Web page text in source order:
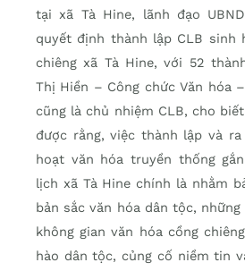
tại xã Tà Hine, lãnh đạo
quyết định thành lập CLB sinh
chiêng xã Tà Hine, với 52
Thị Hiền – Công chức Văn hóa
cũng là chủ nhiệm CLB, cho
được rằng, việc thành lập và
hoạt văn hóa truyền thống
lịch xã Tà Hine chính là nhằm
bản sắc văn hóa dân tộc,
không gian văn hóa cồng
hào dân tộc, củng cố niềm tin